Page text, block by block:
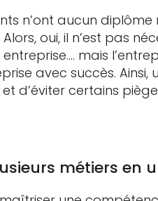
n’ont aucun
oui, il n’est pas
mais
avec succès.
d’éviter certains
métiers en